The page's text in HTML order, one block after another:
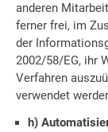
anderen
ferner frei, im
der
2002/58/EG, ihr
Verfahren
verwendet
h)